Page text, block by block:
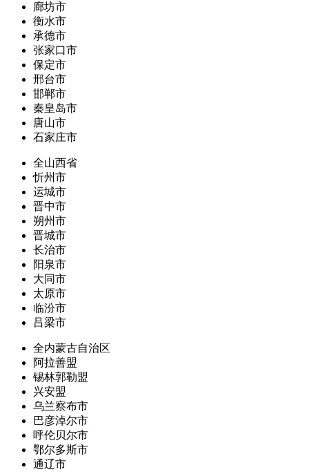
廊坊市
衡水市
承德市
张家口市
保定市
邢台市
邯郸市
秦皇岛市
唐山市
石家庄市
全山西省
忻州市
运城市
晋中市
朔州市
晋城市
长治市
阳泉市
大同市
太原市
临汾市
吕梁市
全内蒙古自治区
阿拉善盟
锡林郭勒盟
兴安盟
乌兰察布市
巴彦淖尔市
呼伦贝尔市
鄂尔多斯市
通辽市